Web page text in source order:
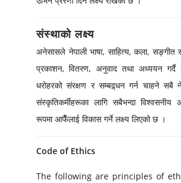
संस्थाको लक्ष्य
अनेसासले नेपाली भाषा, साहित्य, कला, सङ्गीत
प्रकाशन, वितरण, अनुवाद तथा अध्ययन गर्दै
धरोहरको संरक्षण र सम्बद्र्धन गर्न चाहने सबै
संस्कृतिकर्मीहरूका लागि सबैभन्दा विश्वसनीय
रूपमा आफैँलाई विकास गर्ने लक्ष्य लिएको छ ।
Code of Ethics
The following are principles of